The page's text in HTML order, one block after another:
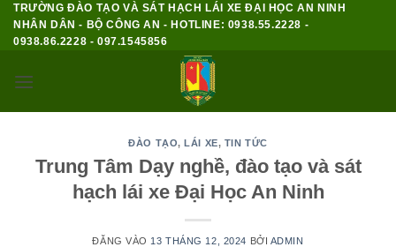
Bỏ
qua
dung
TRƯỜNG ĐÀO TẠO VÀ SÁT HẠCH LÁI XE ĐẠI HỌC AN NINH
NHÂN DÂN - BỘ CÔNG AN - HOTLINE: 0938.55.2228 -
0938.86.2228 - 097.1545856
ĐÀO TẠO,LÁI XE, TIN TỨC
Trung Tâm Dạy nghề, đào tạo và sát
hạch lái xe Đại Học An Ninh
ĐĂNG VÀO 13 THÁNG 12, 2024 BỞI ADMIN